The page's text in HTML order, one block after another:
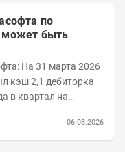
по
может быть
2026
в квартал на
06.08.2026